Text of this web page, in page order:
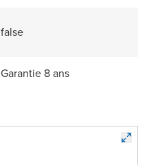
false
Garantie 8 ans